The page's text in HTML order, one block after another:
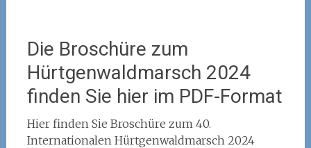
Die Broschüre zum
Hürtgenwaldmarsch 2024
finden Sie hier im PDF-Format
Hier finden Sie Broschüre zum 40.
Internationalen Hürtgenwaldmarsch 2024